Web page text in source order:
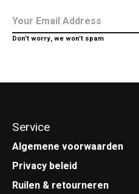
Don’t worry, we won’t spam
Service
Algemene voorwaarden
Privacy beleid
Ruilen & retourneren